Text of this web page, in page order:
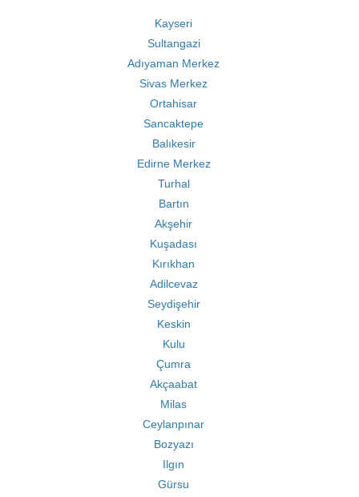
Kayseri
Sultangazi
Adıyaman Merkez
Sivas Merkez
Ortahisar
Sancaktepe
Balıkesir
Edirne Merkez
Turhal
Bartın
Akşehir
Kuşadası
Kırıkhan
Adilcevaz
Seydişehir
Keskin
Kulu
Çumra
Akçaabat
Milas
Ceylanpınar
Bozyazı
Ilgın
Gürsu